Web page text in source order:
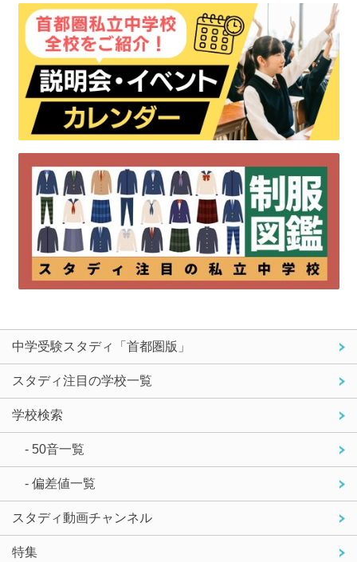
中学受験スタディ「首都圏版」
スタディ注目の学校一覧
学校検索
- 50音一覧
- 偏差値一覧
スタディ動画チャンネル
特集